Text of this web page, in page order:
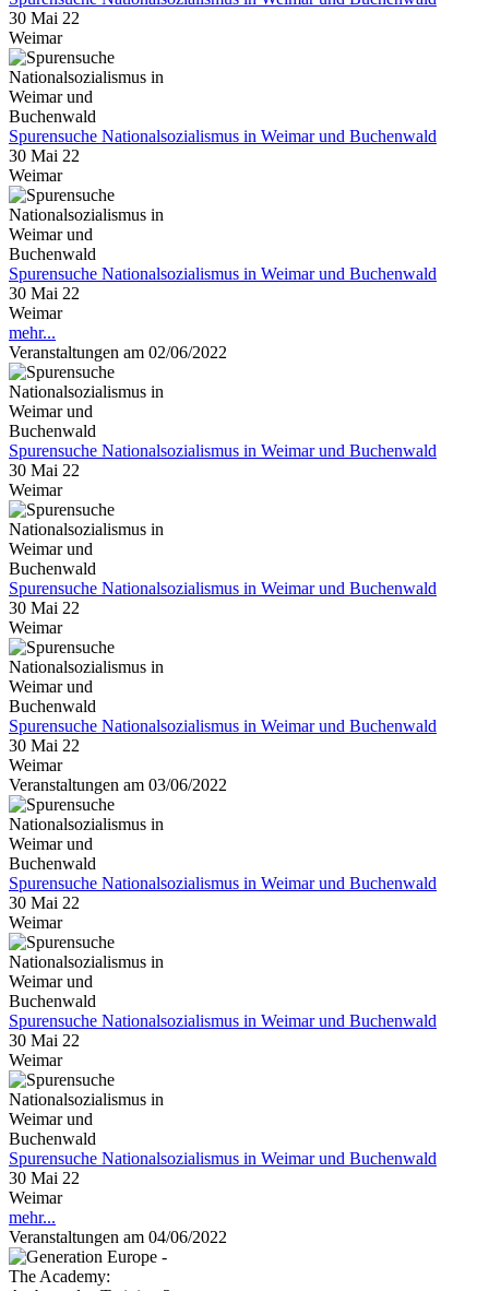
30 Mai 22
Weimar
Spurensuche Nationalsozialismus in Weimar und Buchenwald
30 Mai 22
Weimar
Spurensuche Nationalsozialismus in Weimar und Buchenwald
30 Mai 22
Weimar
mehr...
Veranstaltungen am 02/06/2022
Spurensuche Nationalsozialismus in Weimar und Buchenwald
30 Mai 22
Weimar
Spurensuche Nationalsozialismus in Weimar und Buchenwald
30 Mai 22
Weimar
Spurensuche Nationalsozialismus in Weimar und Buchenwald
30 Mai 22
Weimar
Veranstaltungen am 03/06/2022
Spurensuche Nationalsozialismus in Weimar und Buchenwald
30 Mai 22
Weimar
Spurensuche Nationalsozialismus in Weimar und Buchenwald
30 Mai 22
Weimar
Spurensuche Nationalsozialismus in Weimar und Buchenwald
30 Mai 22
Weimar
mehr...
Veranstaltungen am 04/06/2022